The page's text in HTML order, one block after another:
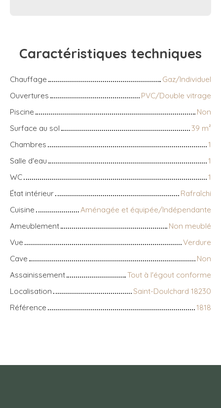
Caractéristiques techniques
Chauffage
Gaz/Individuel
Ouvertures
PVC/Double vitrage
Piscine
Non
Surface au sol
39 m²
Chambres
1
Salle d'eau
1
WC
1
État intérieur
Rafraîchi
Cuisine
Aménagée et équipée/Indépendante
Ameublement
Non meublé
Vue
Verdure
Cave
Non
Assainissement
Tout à l'égout conforme
Localisation
Saint-Doulchard 18230
Référence
1818